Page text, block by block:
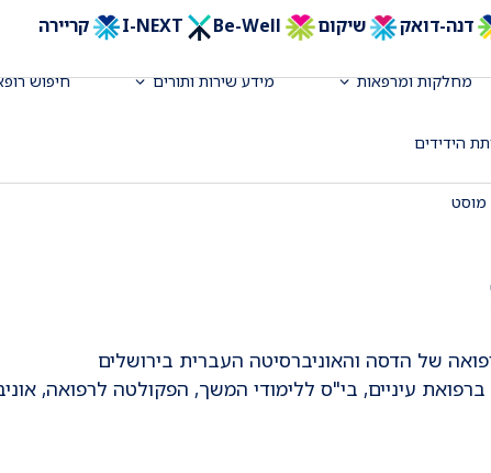
דנה-דואק שיקום Be-Well קריירה
מחלקות ומרפאות מידע שירות ותורים חיפוש
הידידים
העיניים לילדים, מערך עיניים איכילוב
מוסט
המשך ברפואת עיניים, בי"ס ללימודי המשך, הפקולטה לרפואה,